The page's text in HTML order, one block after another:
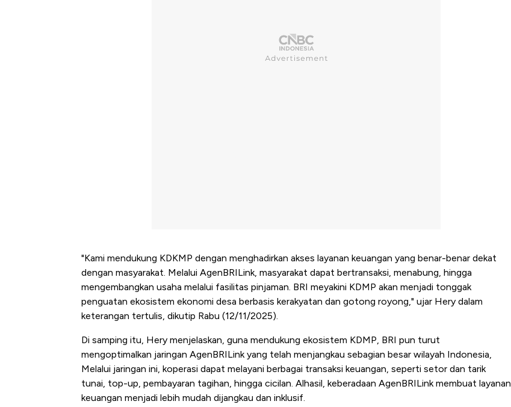
"Kami mendukung KDKMP dengan menghadirkan akses layanan keuangan yang benar-benar dekat
dengan masyarakat. Melalui AgenBRILink, masyarakat dapat bertransaksi, menabung, hingga
mengembangkan usaha melalui fasilitas pinjaman. BRI meyakini KDMP akan menjadi tonggak
penguatan ekosistem ekonomi desa berbasis kerakyatan dan gotong royong," ujar Hery dalam
keterangan tertulis, dikutip Rabu (12/11/2025).
Di samping itu, Hery menjelaskan, guna mendukung ekosistem KDMP, BRI pun turut
mengoptimalkan jaringan AgenBRILink yang telah menjangkau sebagian besar wilayah Indonesia,
Melalui jaringan ini, koperasi dapat melayani berbagai transaksi keuangan, seperti setor dan tarik
tunai, top-up, pembayaran tagihan, hingga cicilan. Alhasil, keberadaan AgenBRILink membuat layanan
keuangan menjadi lebih mudah dijangkau dan inklusif.
Kongo Tutup Keran Ekspor, Harga